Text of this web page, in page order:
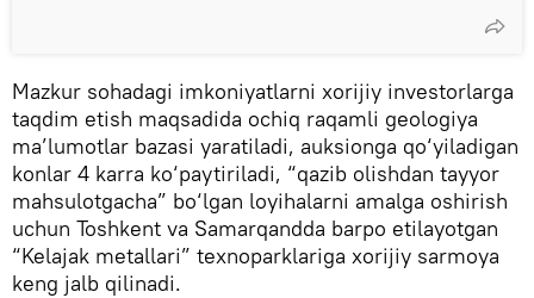
Mazkur sohadagi imkoniyatlarni xorijiy investorlarga
taqdim etish maqsadida ochiq raqamli geologiya
ma’lumotlar bazasi yaratiladi, auksionga qo‘yiladigan
konlar 4 karra ko‘paytiriladi, “qazib olishdan tayyor
mahsulotgacha” bo‘lgan loyihalarni amalga oshirish
uchun Toshkent va Samarqandda barpo etilayotgan
“Kelajak metallari” texnoparklariga xorijiy sarmoya
keng jalb qilinadi.